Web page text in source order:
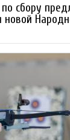
сбору
новой